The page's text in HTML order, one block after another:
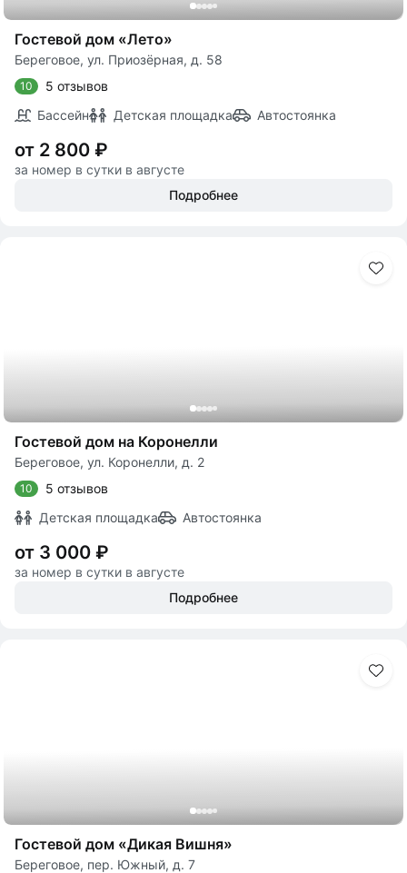
Гостевой дом «Лето»
Береговое, ул. Приозёрная, д. 58
10
5 отзывов
Бассейн
Детская площадка Автостоянка
от 2 800 ₽
за номер в сутки в августе
Подробнее
Гостевой дом на Коронелли
Береговое, ул. Коронелли, д. 2
10
5 отзывов
Детская площадка
Автостоянка
от 3 000 ₽
за номер в сутки в августе
Подробнее
Гостевой дом «Дикая Вишня»
Береговое, пер. Южный, д. 7